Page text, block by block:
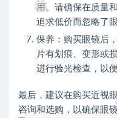
用。请确保在质量
追求低价而忽略了
保养：购买眼镜后
片有划痕、变形或
进行验光检查，以
最后，建议在购买近视
咨询和选购，以确保眼